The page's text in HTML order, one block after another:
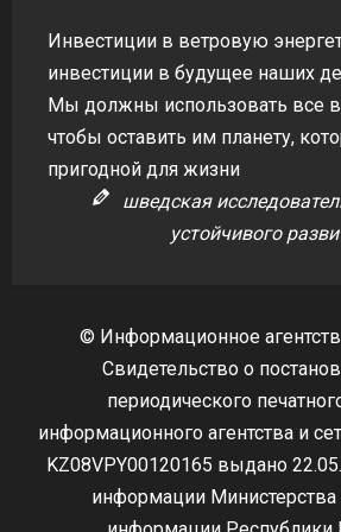
Инвестиции в ветровую
инвестиции в будущее наших
Мы должны использовать все
чтобы оставить им планету,
пригодной для жизни
шведская
устойчивого
© Информационное
Свидетельство о
периодического
информационного агентства и
KZ08VPY00120165 выдано
информации Министерства